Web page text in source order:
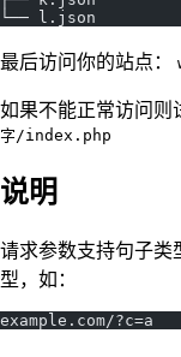
└── l.json
最后访问你的站点：
如果不能正常访问则
字/index.php
说明
请求参数支持句子类
型，如：
example.com/?c=a